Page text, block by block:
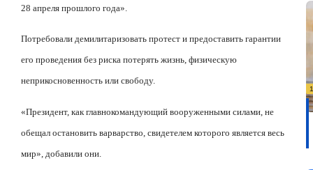
28 апреля прошлого года».
Потребовали демилитаризовать протест и предоставить гарантии
его проведения без риска потерять жизнь, физическую
неприкосновенность или свободу.
«Президент, как главнокомандующий вооруженными силами, не
обещал остановить варварство, свидетелем которого является весь
мир», добавили они.